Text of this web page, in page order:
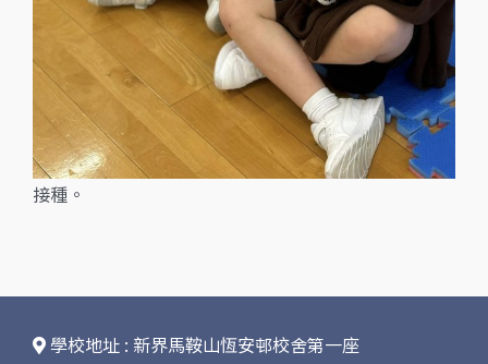
接種。
學校地址 : 新界馬鞍山恆安邨校舍第一座